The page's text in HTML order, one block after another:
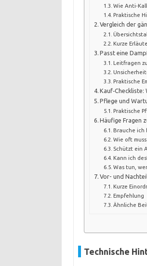
Wie
Praktische
Vergleich der
Kurze
Passt eine
Leitfragen
Praktische
Pflege und
Praktische
Häufige Fragen
Brauche ich
Wie oft
Schützt ein
Kann ich
Was tun,
Vor- und
Kurze
Empfehlung
Ähnliche
Technische